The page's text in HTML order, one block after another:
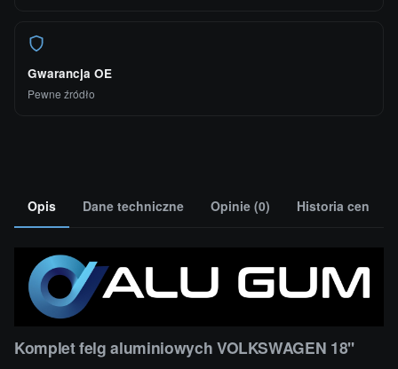
Gwarancja OE
Pewne źródło
Opis Dane techniczne Opinie (0) Historia cen
Komplet felg aluminiowych VOLKSWAGEN 18''